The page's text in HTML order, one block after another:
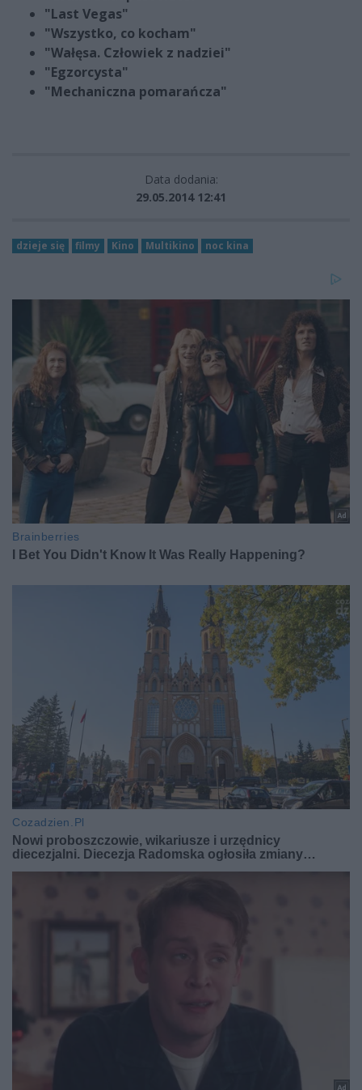
"Last Vegas"
"Wszystko, co kocham"
"Wałęsa. Człowiek z nadziei"
"Egzorcysta"
"Mechaniczna pomarańcza"
Data dodania:
29.05.2014 12:41
dzieje się filmy Kino Multikino noc kina